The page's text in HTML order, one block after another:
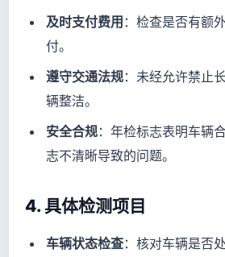
及时支付费用 ：检查是否有额
付。
遵守交通法规：未经允许禁止
辆整洁。
安全合规：年检标志表明车辆
志不清晰导致的问题。
4. 具体检测项目
车辆状态检查：核对车辆是否